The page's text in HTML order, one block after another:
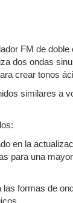
FM de doble
dos ondas
crear tonos
similares a
en la
para una
las formas de